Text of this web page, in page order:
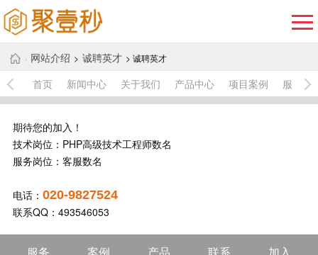
› 网站介绍 > 诚聘英才 > 诚聘英才
首页 新闻中心 关于我们 产品中心 项目案例 服务中
期待您的加入！
技术岗位：PHP高级技术工程师数名
服务岗位：客服数名
电话： 020-9827524
联系QQ：493546053